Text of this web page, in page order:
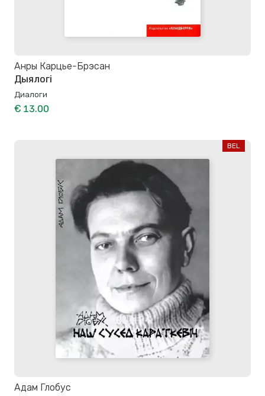
Анры Карцье-Брэсан
Дыялогі
Диалоги
€ 13.00
BEL
Адам Глобус